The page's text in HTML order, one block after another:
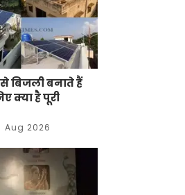
बिजली बनाते हैं
क्या है पूरी
Aug 2026